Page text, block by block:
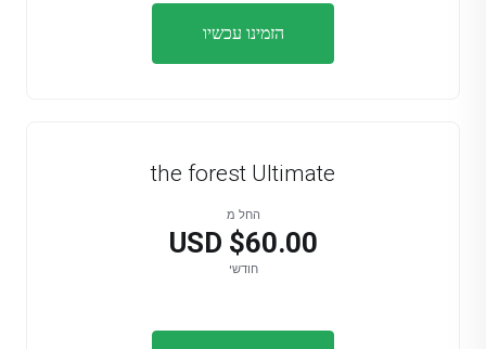
הזמינו עכשיו
the forest Ultimate
החל מ
$60.00 USD
חודשי